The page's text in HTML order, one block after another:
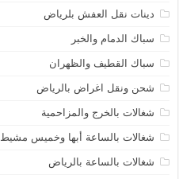
دينات نقل العفش بلرياض
سباك الدمام والخبر
سباك القطيف والظهران
شحن ونقل اغراض بالرياض
شغالات بالخرج والمزاحمية
شغالات بالساعة أبها وخميس مشيط
شغالات بالساعة بالرياض